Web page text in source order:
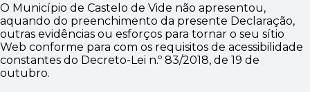
O Município de Castelo de Vide não apresentou,
aquando do preenchimento da presente Declaração,
outras evidências ou esforços para tornar o seu sítio
Web conforme para com os requisitos de acessibilidade
constantes do Decreto-Lei n.º 83/2018, de 19 de
outubro.